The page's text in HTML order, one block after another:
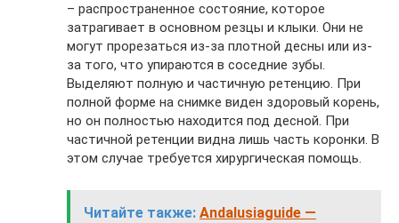
– распространенное состояние, которое
затрагивает в основном резцы и клыки. Они не
могут прорезаться из-за плотной десны или из-
за того, что упираются в соседние зубы.
Выделяют полную и частичную ретенцию. При
полной форме на снимке виден здоровый корень,
но он полностью находится под десной. При
частичной ретенции видна лишь часть коронки. В
этом случае требуется хирургическая помощь.
Читайте также: Andalusiaguide —